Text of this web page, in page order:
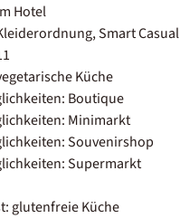
Hotel
Smart Casual
Küche
Boutique
Minimarkt
Souvenirshop
Supermarkt
glutenfreie Küche